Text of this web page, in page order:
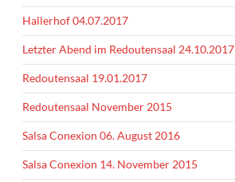
Hallerhof 04.07.2017
Letzter Abend im Redoutensaal 24.10.2017
Redoutensaal 19.01.2017
Redoutensaal November 2015
Salsa Conexion 06. August 2016
Salsa Conexion 14. November 2015